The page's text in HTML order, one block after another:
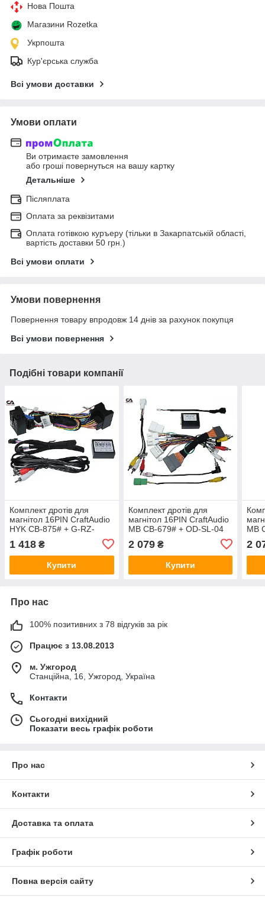
Нова Пошта
Магазини Rozetka
Укрпошта
Кур'єрська служба
Всі умови доставки
Умови оплати
Ви отримаєте замовлення
або гроші повернуться на вашу картку
Детальніше
Післяплата
Оплата за реквізитами
Оплата готівкою куръеру (тільки в Закарпатській області,
вартість доставки 50 грн.)
Всі умови оплати
Умови повернення
Повернення товару впродовж 14 днів за рахунок покупця
Всі умови повернення
Подібні товари компанії
Комплект дротів для
магнітол 16PIN CraftAudio
HYK CB-875# + G-RZ-
1 418 ₴
Купити
Комплект дротів для
магнітол 16PIN CraftAudio
MB CB-679# + OD-SL-04
2 079₴
Купити
MB
2
Про нас
100% позитивних з 78 відгуків за рік
Працює з 13.08.2013
м. Ужгород
Станційна, 16, Ужгород, Україна
Контакти
Сьогодні вихідний
Показати весь графік роботи
Про нас
Контакти
Доставка та оплата
Графік роботи
Повна версія сайту